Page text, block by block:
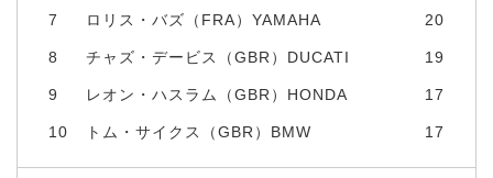
7 ロリス・バズ（FRA）YAMAHA 20
8 チャズ・デービス（GBR）DUCATI 19
9 レオン・ハスラム（GBR）HONDA 17
10 トム・サイクス（GBR）BMW 17